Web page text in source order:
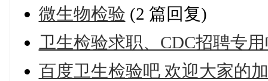
微生物检验 (2 篇回复)
卫生检验求职、CDC招聘专
百度卫生检验吧 欢迎大家的